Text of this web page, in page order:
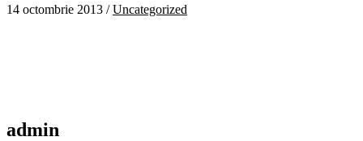
14 octombrie 2013 /Uncategorized
admin